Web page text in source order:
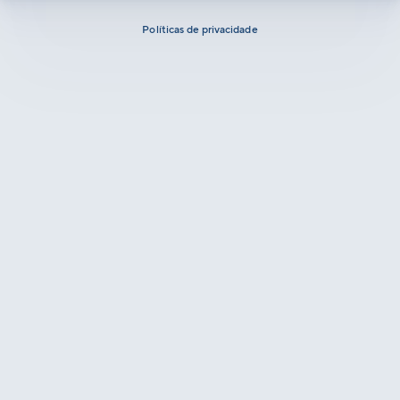
Políticas de privacidade